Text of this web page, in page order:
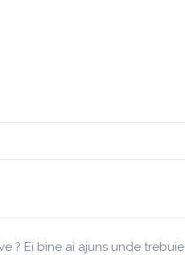
? Ei bine ai ajuns unde